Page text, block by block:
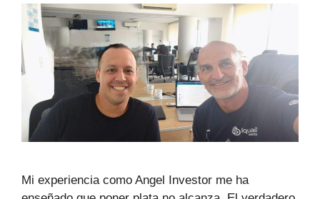
Mi experiencia como Angel Investor me ha